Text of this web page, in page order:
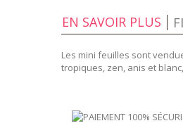
EN SAVOIR PLUS
Les mini feuilles sont
tropiques, zen, anis et